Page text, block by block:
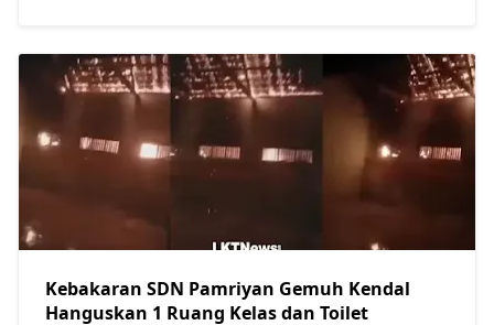
Kebakaran SDN Pamriyan Gemuh Kendal
Hanguskan 1 Ruang Kelas dan Toilet